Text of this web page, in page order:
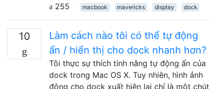
255
macbook mavericks display dock
10
Làm cách nào tôi có thể tự động
ẩn / hiển thị cho dock nhanh hơn?
Tôi thực sự thích tính năng tự động ẩn của
dock trong Mac OS X. Tuy nhiên, hình ảnh
động cho dock xuất hiện lại chỉ là một chút